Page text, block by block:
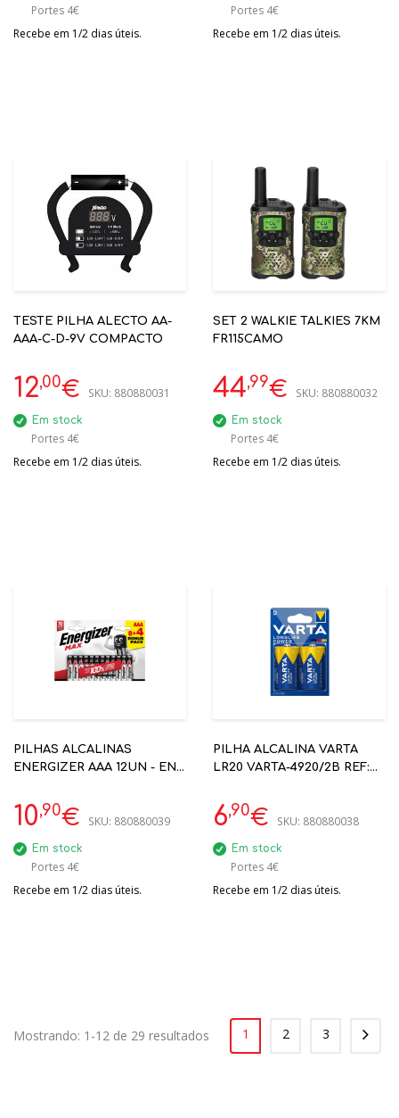
Portes 4€
Recebe em 1/2 dias úteis.
Portes 4€
Recebe em 1/2 dias úteis.
TESTE PILHA ALECTO AA-
AAA-C-D-9V COMPACTO
12,00€ SKU: 880880031
Em stock
Portes 4€
Recebe em 1/2 dias úteis.
SET 2 WALKIE TALKIES 7KM
FR115CAMO
44,99€ SKU: 880880032
Em stock
Portes 4€
Recebe em 1/2 dias úteis.
PILHAS ALCALINAS
ENERGIZER AAA 12UN - EN-
10,90€ SKU: 880880039
Em stock
Portes 4€
Recebe em 1/2 dias úteis.
PILHA ALCALINA VARTA
LR20 VARTA-4920/2B REF:
6,90€ SKU: 880880038
Em stock
Portes 4€
Recebe em 1/2 dias úteis.
Mostrando: 1-12 de 29 resultados 1 2 3